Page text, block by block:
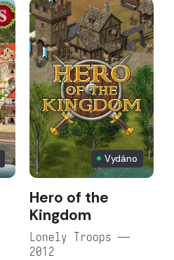
Vydáno
Hero of the
Kingdom
Lonely Troops —
2012